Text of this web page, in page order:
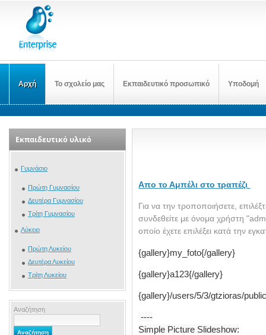
Αρχή Το σχολείο μας Εκπαιδευτικό προσωπικό Υποδομή
Απο το Αμπέλι στο τραπέζι
Για να την τροποποιήσετε,
συνδεθείτε με όνομα χρήστη
οποίο έχετε επιλέξει
{gallery}my_foto{/gallery}
{gallery}a123{/gallery}
{gallery}/users/5/3/gtzioras/
----
Simple Picture Slideshow:
Εκπαιδευτικό υλικό
Γυμνάσιο
Πρώτη Γυμνασίου
Δευτέρα Γυμνασίου
Τρίτη Γυμνασίου
Λύκειο
Πρώτη Λυκείου
Δευτέρα Λυκείου
Τρίτη Λυκείου
Αναζήτηση